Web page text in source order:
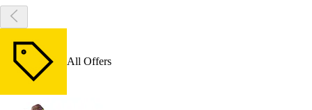
All Offers